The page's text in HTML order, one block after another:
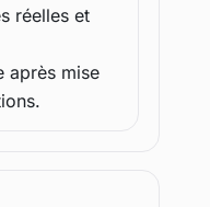
réelles et
après mise